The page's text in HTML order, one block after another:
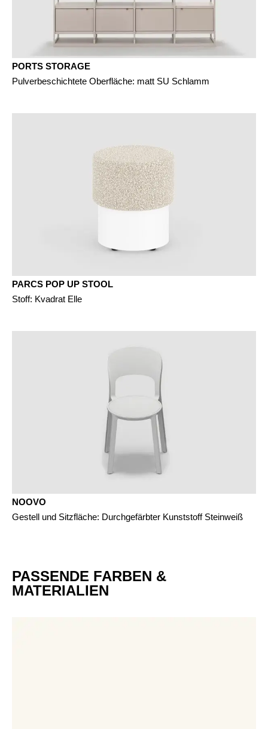
PORTS STORAGE
Pulverbeschichtete Oberfläche: matt SU Schlamm
PARCS POP UP STOOL
Stoff: Kvadrat Elle
NOOVO
Gestell und Sitzfläche: Durchgefärbter Kunststoff Steinweiß
PASSENDE FARBEN &
MATERIALIEN